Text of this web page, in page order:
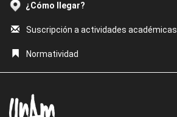
¿Cómo llegar?
Suscripción a actividades académicas
Normatividad